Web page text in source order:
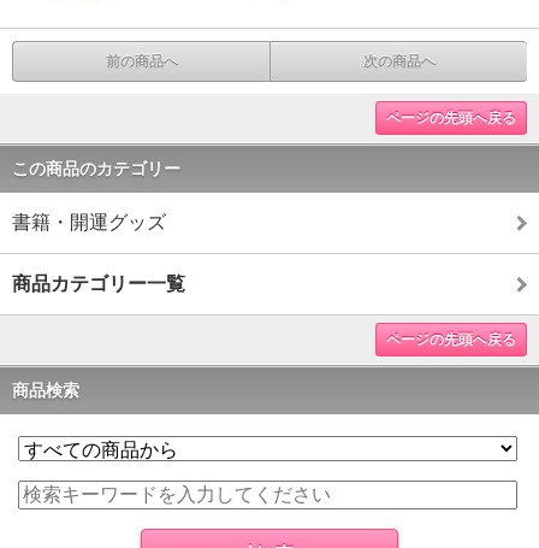
前の商品へ 次の商品へ
ページの先頭へ戻る
この商品のカテゴリー
書籍・開運グッズ
商品カテゴリー一覧
ページの先頭へ戻る
商品検索